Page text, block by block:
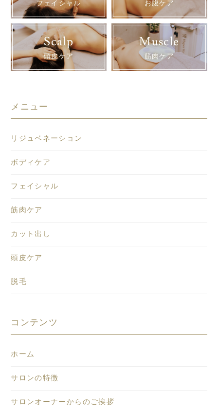
フェイシャル お腹ケア
Scalp
頭皮ケア
Muscle
筋肉ケア
メニュー
リジュベネーション
ボディケア
フェイシャル
筋肉ケア
カット出し
頭皮ケア
脱毛
コンテンツ
ホーム
サロンの特徴
サロンオーナーからのご挨拶